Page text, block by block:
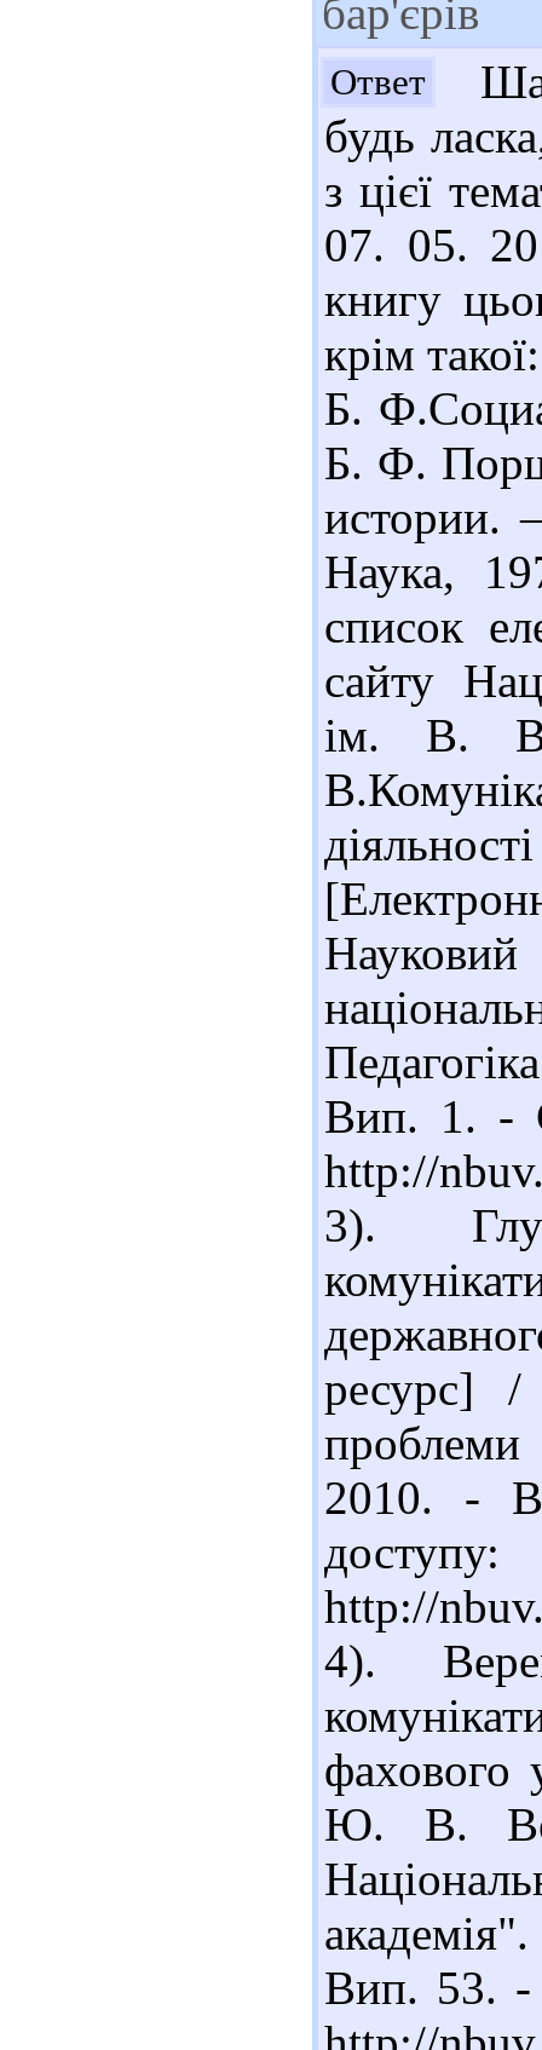
бар'єрів
Ответ
будь
з цієї
07. 05.
книгу
крім
Б.
Б. Ф.
истории.
Наука,
список
сайту
ім. В.
Вип. 1. -
http://
3).
ресурс] /
2010. -
доступу:
http://
4).
фахового
Ю. В.
Вип. 53. -